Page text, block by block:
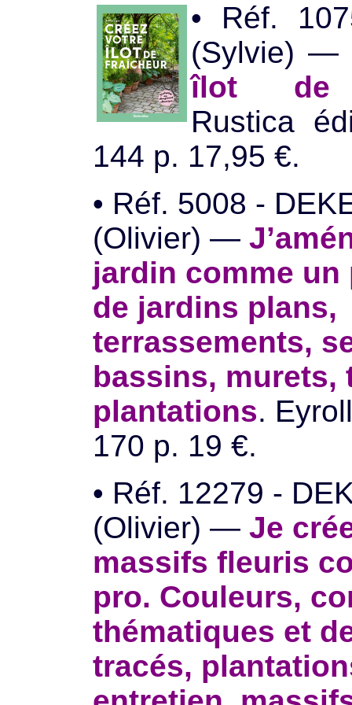
• Réf.
(Sylvie) —
îlot de
Rustica
144 p. 17,95 €.
• Réf. 5008 -
(Olivier) —
jardin comme un
de jardins plans,
terrassements,
bassins, murets,
plantations.
170 p. 19 €.
• Réf. 12279 -
(Olivier) — Je
massifs fleuris
pro. Couleurs,
thématiques et
tracés,